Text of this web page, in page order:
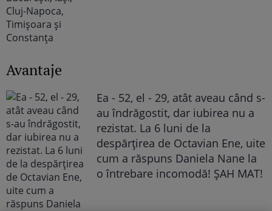
Avantaje
Ea - 52, el - 29, atât aveau când s-
au îndrăgostit, dar iubirea nu a
rezistat. La 6 luni de la
despărțirea de Octavian Ene, uite
cum a răspuns Daniela Nane la
o întrebare incomodă! ȘAH MAT!